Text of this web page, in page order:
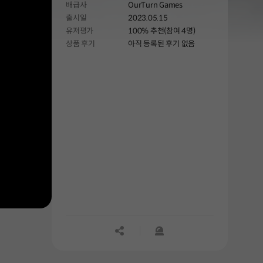
배급사
OurTurn Games
출시일
2023.05.15
유저평가
100% 추천(참여 4명)
상품 후기
아직 등록된 후기 없음
공유하기신고하기